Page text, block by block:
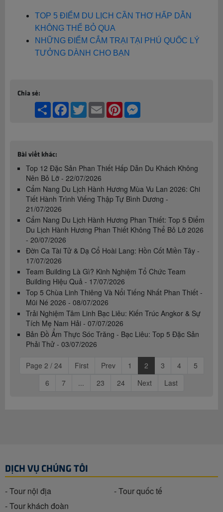
TOP 5 ĐIỂM DU LỊCH CẦN THƠ HẤP DẪN
KHÔNG THỂ BỎ QUA
NHỮNG ĐIỂM CẮM TRẠI TẠI PHÚ QUỐC LÝ
TƯỞNG DÀNH CHO BẠN
Chia sẻ:
Share Facebook
TwitterEmail Pinterest
Bài viết khác:
Top 12 Đặc Sản Phan Thiết Hấp Dẫn Du Khách Không
Nên Bỏ Lỡ - 22/07/2026
Cẩm Nang Du Lịch Hành Hương Mùa Vu Lan 2026: Chi
Tiết Hành Trình Viếng Thập Tự Bình Dương -
21/07/2026
Cẩm Nang Du Lịch Hành Hương Phan Thiết: Top 5 Điểm
Du Lịch Hành Hương Phan Thiết Không Thể Bỏ Lỡ 2026
- 20/07/2026
Đờn Ca Tài Tử & Dạ Cổ Hoài Lang: Hồn Cốt Miền Tây -
17/07/2026
Team Building Là Gì? Kinh Nghiệm Tổ Chức Team
Building Hiệu Quả - 17/07/2026
Top 5 Chùa Linh Thiêng Và Nổi Tiếng Nhất Phan Thiết -
Mũi Né 2026 - 08/07/2026
Trải Nghiệm Tâm Linh Bạc Liêu: Kiến Trúc Angkor & Sự
Tích Mẹ Nam Hải - 07/07/2026
Bản Đồ Ẩm Thực Sóc Trăng - Bạc Liêu: Top 5 Đặc Sản
Phải Thử - 03/07/2026
Page 2 / 24 First Prev 1 2 3 4
5
6
7 ... 23 24 Next Last
DỊCH VỤ CHÚNG TÔI
- Tour nội địa
- Tour quốc tế
- Tour khách đoàn